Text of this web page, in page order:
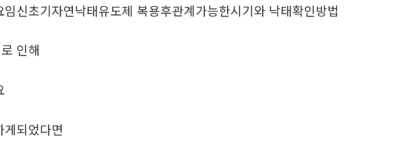
신초기자연낙태유도제 복용후관계가능한시기와 낙태확인방법
인해
게되었다면